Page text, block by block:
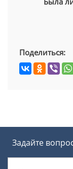
Поделиться:
Задайте